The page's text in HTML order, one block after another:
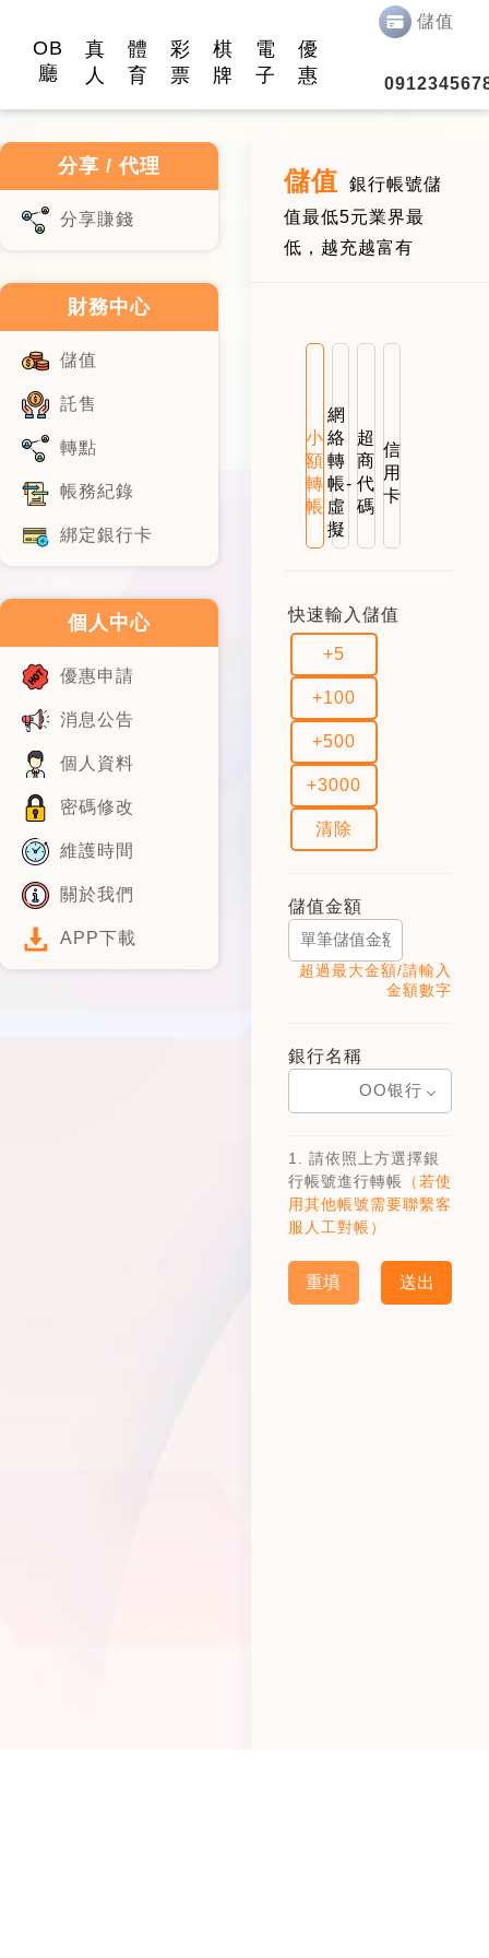
OB
廳
真
人
體
育
彩
票
棋
牌
電
子
優
惠
儲值
分享 / 代理
分享賺錢
財務中心
儲值
託售
轉點
帳務紀錄
綁定銀行卡
個人中心
優惠申請
消息公告
個人資料
密碼修改
維護時間
關於我們
APP下載
儲值
銀行帳號儲
值最低5元業界最
低，越充越富有
小
額
轉
帳
網
絡
轉
帳-
虛
擬
超
商
代
碼
信
用
卡
快速輸入儲值
+5
+100
+500
+3000
清除
儲值金額
超過最大金額/請輸入
金額數字
銀行名稱
OO银行
1. 請依照上方選擇銀
行帳號進行轉帳
（若使
用其他帳號需要聯繫客
服人工對帳）
重填 送出